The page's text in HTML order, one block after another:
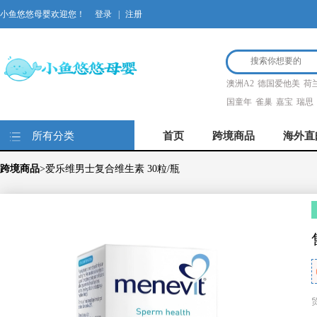
小鱼悠悠母婴欢迎您！ 登录 注册
澳洲A2 德国爱他美 荷
国童年 雀巢 嘉宝 瑞思
所有分类 首页 跨境商品 海外直
跨境商品>爱乐维男士复合维生素 30粒/瓶